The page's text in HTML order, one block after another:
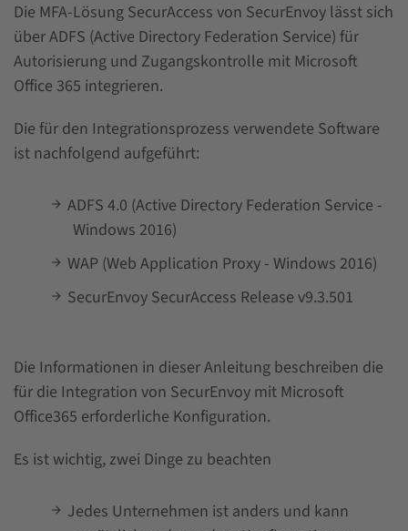
Die MFA-Lösung SecurAccess von SecurEnvoy lässt sich
über ADFS (Active Directory Federation Service) für
Autorisierung und Zugangskontrolle mit Microsoft
Office 365 integrieren.
Die für den Integrationsprozess verwendete Software
ist nachfolgend aufgeführt:
ADFS 4.0 (Active Directory Federation Service -
Windows 2016)
WAP (Web Application Proxy - Windows 2016)
SecurEnvoy SecurAccess Release v9.3.501
Die Informationen in dieser Anleitung beschreiben die
für die Integration von SecurEnvoy mit Microsoft
Office365 erforderliche Konfiguration.
Es ist wichtig, zwei Dinge zu beachten
Jedes Unternehmen ist anders und kann